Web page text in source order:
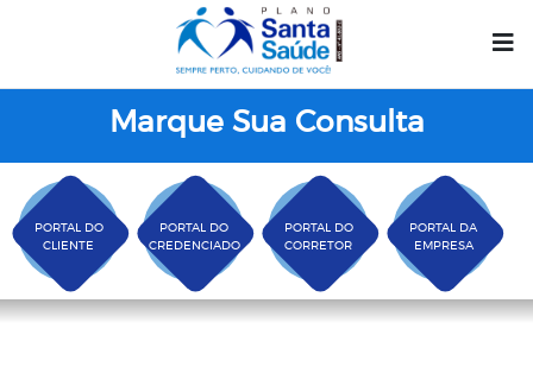
Marque Sua Consulta
PORTAL DO
CLIENTE
PORTAL DO
CREDENCIADO
PORTAL DO
CORRETOR
PORTAL DA
EMPRESA